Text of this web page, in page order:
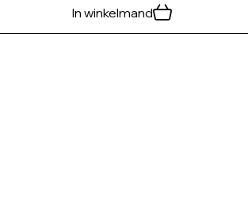
In winkelmand